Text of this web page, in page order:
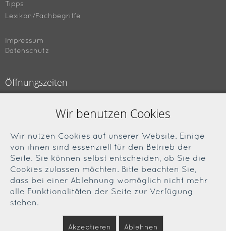
Tipps
Lexikon/Fachbegriffe
Impressum
Datenschutz
Öffnungszeiten
09.00 bis 18.00 Uhr
Samstag
09.00 bis 13.00 Uhr
Soziale Medien
Facebook
Wir benutzen Cookies
Wir nutzen Cookies auf unserer Website. Einige
von ihnen sind essenziell für den Betrieb der
Seite. Sie können selbst entscheiden, ob Sie die
Cookies zulassen möchten. Bitte beachten Sie,
dass bei einer Ablehnung womöglich nicht mehr
alle Funktionalitäten der Seite zur Verfügung
stehen.
Akzeptieren Ablehnen